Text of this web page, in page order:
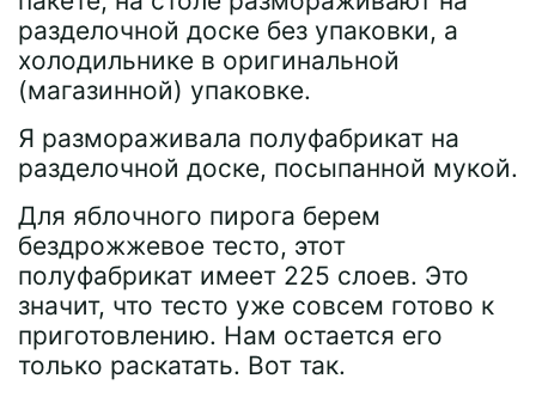
разделочной доске без упаковки, а
холодильнике в оригинальной
(магазинной) упаковке.
Я размораживала полуфабрикат на
разделочной доске, посыпанной мукой.
Для яблочного пирога берем
бездрожжевое тесто, этот
полуфабрикат имеет 225 слоев. Это
значит, что тесто уже совсем готово к
приготовлению. Нам остается его
только раскатать. Вот так.